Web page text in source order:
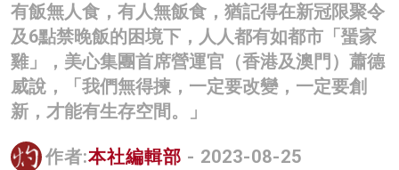
科技
影片
名家榜
有飯無人食，有人無飯食，猶記得在新冠限聚令
及6點禁晚飯的困境下，人人都有如都市「蜑家
雞」，美心集團首席營運官（香港及澳門）蕭德
威說，「我們無得揀，一定要改變，一定要創
新，才能有生存空間。」
作者:本社編輯部 - 2023-08-25